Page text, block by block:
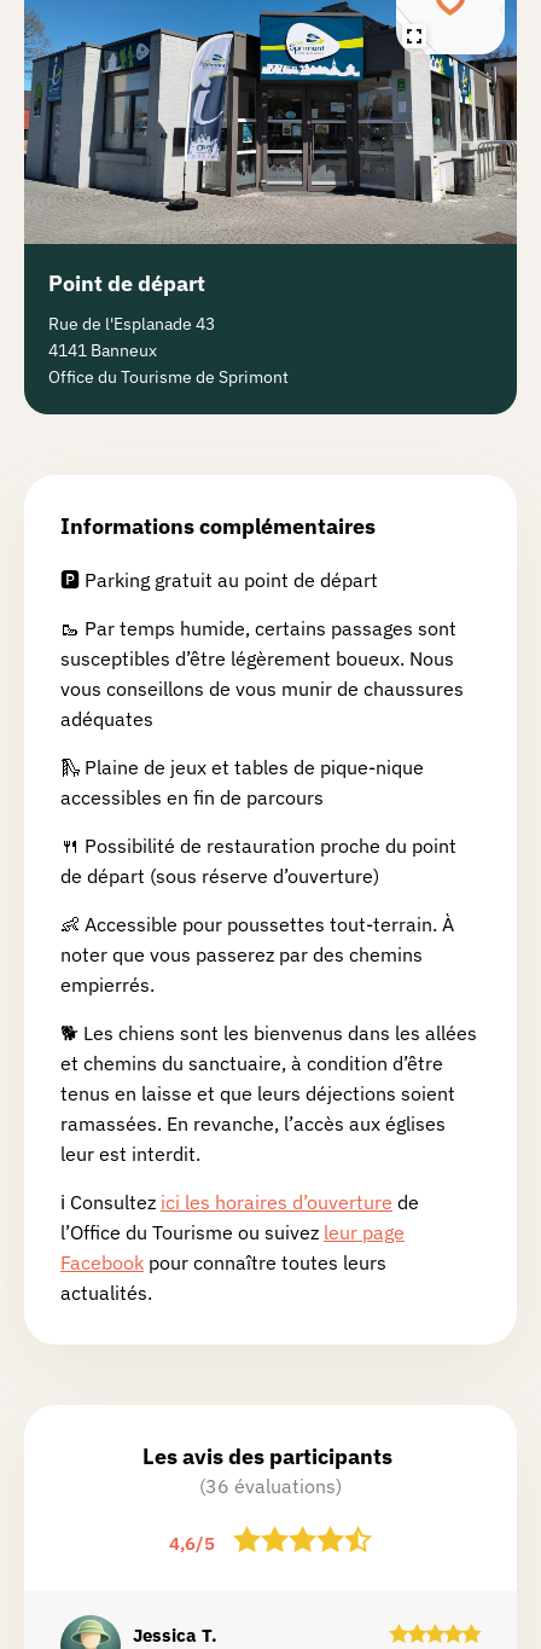
Point de départ
Rue de l'Esplanade 43
4141 Banneux
Office du Tourisme de Sprimont
Informations complémentaires
🅿️ Parking gratuit au point de départ
🥾 Par temps humide, certains passages sont
susceptibles d’être légèrement boueux. Nous
vous conseillons de vous munir de chaussures
adéquates
🛝 Plaine de jeux et tables de pique-nique
accessibles en fin de parcours
🍴 Possibilité de restauration proche du point
de départ (sous réserve d’ouverture)
👶 Accessible pour poussettes tout-terrain. À
noter que vous passerez par des chemins
empierrés.
🐕 Les chiens sont les bienvenus dans les allées
et chemins du sanctuaire, à condition d’être
tenus en laisse et que leurs déjections soient
ramassées. En revanche, l’accès aux églises
leur est interdit.
ℹ️ Consultez ici les horaires d’ouverture de
l’Office du Tourisme ou suivez leur page
Facebook pour connaître toutes leurs
actualités.
Les avis des participants
(36 évaluations)
4,6/5
Jessica T.